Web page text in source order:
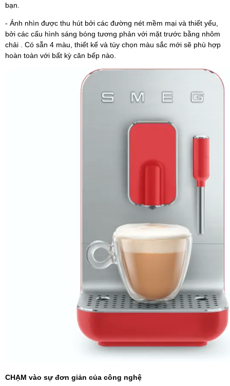
bạn.
- Ánh nhìn được thu hút bởi các đường nét mềm mại và thiết yếu,
bởi các cấu hình sáng bóng tương phản với mặt trước bằng nhôm
chải . Có sẵn 4 màu, thiết kế và tùy chọn màu sắc mới sẽ phù hợp
hoàn toàn với bất kỳ căn bếp nào.
CHẠM vào sự đơn giản của công nghệ